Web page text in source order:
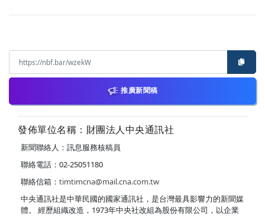
推廣新聞稿
發佈單位名稱：財團法人中央通訊社
新聞聯絡人：訊息服務核稿員
聯絡電話：02-25051180
聯絡信箱： timtimcna@mail.cna.com.tw
中央通訊社是中華民國的國家通訊社，是台灣最具影響力的新聞媒
體。 經歷組織改造，1973年中央社改組為股份有限公司，以企業